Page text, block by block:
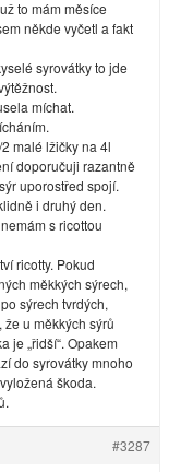
to mám měsíce
někde vyčetl a fakt
syrovátky to jde
míchat.
malé lžičky na 4l
doporučuji razantně
uporostřed spojí.
i druhý den.
s ricottou
ricotty. Pokud
měkkých sýrech,
sýrech tvrdých,
u měkkých sýrů
je „řidší“. Opakem
do syrovátky mnoho
škoda.
#3287